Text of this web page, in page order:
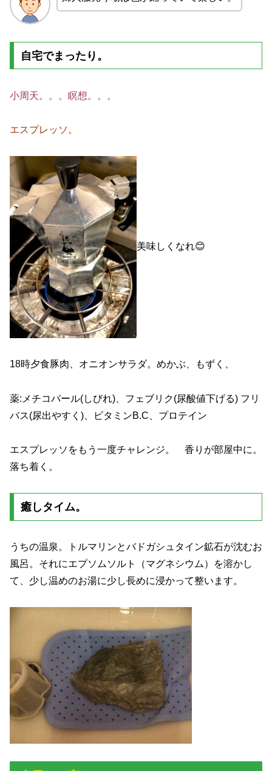
自宅でまったり。
小周天。。。瞑想。。。
エスプレッソ。
美味しくなれ😊
18時夕食豚肉、オニオンサラダ。めかぶ、もずく、
薬:メチコバール(しびれ)、フェブリク(尿酸値下げる) フリ
バス(尿出やすく)、ビタミンB.C、プロテイン
エスプレッソをもう一度チャレンジ。 香りが部屋中に。
落ち着く。
癒しタイム。
うちの温泉。トルマリンとバドガシュタイン鉱石が沈むお
風呂。それにエプソムソルト（マグネシウム）を溶かし
て、少し温めのお湯に少し長めに浸かって整います。